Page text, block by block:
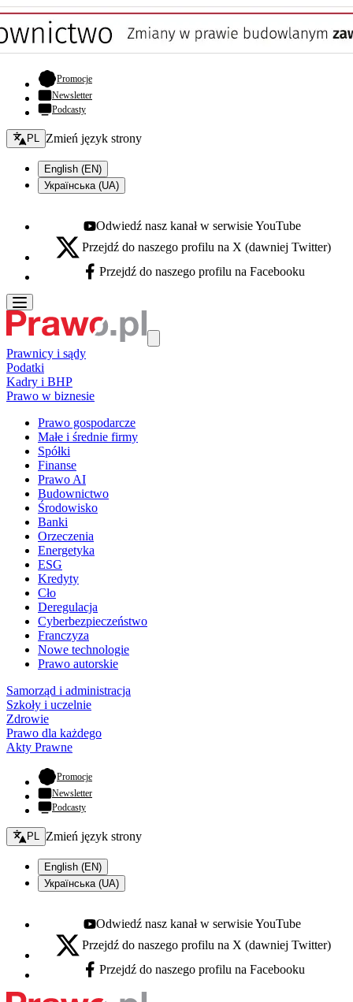
Promocje- otwiera się w nowej karcie
Newsletter
Podcasty
Zmień język - bieżący:
PL Zmień język strony
English (EN)
Українська (UA)
Youtube - otwiera się w nowej karcie
Odwiedź nasz kanał w serwisie YouTube
X - otwiera się w nowej karcie
Przejdź do naszego profilu na X (dawniej Twitter)
Facebook - otwiera się w nowej karcie
Przejdź do naszego profilu na Facebooku
Prawnicy i sądy
Podatki
Kadry i BHP
Prawo w biznesie
Prawo gospodarcze
Małe i średnie firmy
Spółki
Finanse
Prawo AI
Budownictwo
Środowisko
Banki
Orzeczenia
Energetyka
ESG
Kredyty
Cło
Deregulacja
Cyberbezpieczeństwo
Franczyza
Nowe technologie
Prawo autorskie
Samorząd i administracja
Szkoły i uczelnie
Zdrowie
Prawo dla każdego
Akty Prawne
Promocje- otwiera się w nowej karcie
Newsletter
Podcasty
Zmień język - bieżący:
PL Zmień język strony
English (EN)
Українська (UA)
Youtube - otwiera się w nowej karcie
Odwiedź nasz kanał w serwisie YouTube
X - otwiera się w nowej karcie
Przejdź do naszego profilu na X (dawniej Twitter)
Facebook - otwiera się w nowej karcie
Przejdź do naszego profilu na Facebooku